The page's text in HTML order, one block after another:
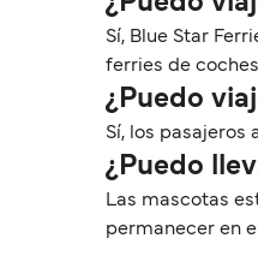
Sí, Blue Star
ferries de
¿Puedo
Sí, los pasajeros
¿Puedo
Las mascotas
permanecer en